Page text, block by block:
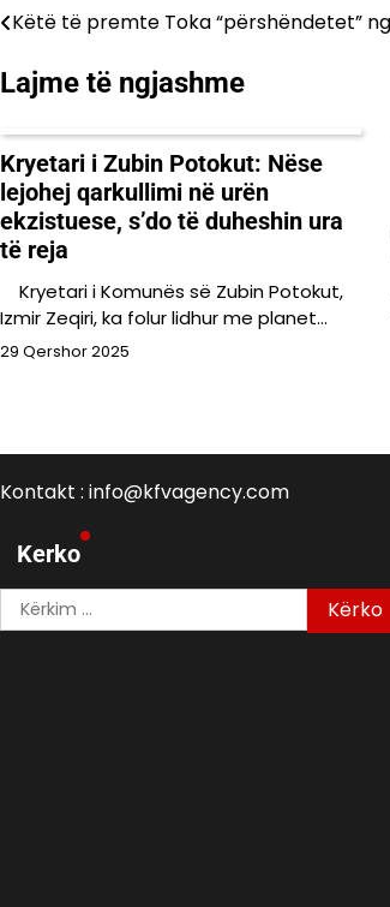
Lëvizje
te
Këtë të premte Toka “përshëndetet”
Lajme të ngjashme
Kryetari i Zubin Potokut: Nëse
lejohej qarkullimi në urën
ekzistuese, s’do të duheshin ura
të reja
Kryetari i Komunës së Zubin Potokut,
Izmir Zeqiri, ka folur lidhur me planet…
29 Qershor 2025
Kontakt : info@kfvagency.com
Kerko
Kërko
për: